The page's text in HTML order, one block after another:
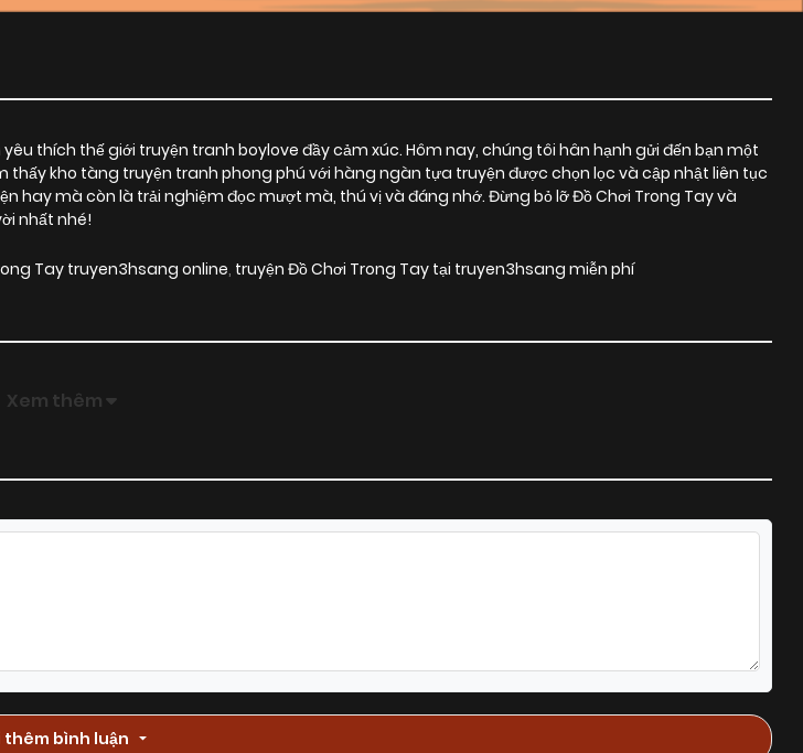
thích thế giới truyện tranh boylove đầy cảm xúc. Hôm nay, chúng tôi hân hạnh gửi đến bạn một
thấy kho tàng truyện tranh phong phú với hàng ngàn tựa truyện được chọn lọc và cập nhật liên tục
mà còn là trải nghiệm đọc mượt mà, thú vị và đáng nhớ. Đừng bỏ lỡ Đồ Chơi Trong Tay và
nhất nhé!
Tay truyen3hsang online, truyện Đồ Chơi Trong Tay tại truyen3hsang miễn phí
Xem thêm
thêm bình luận